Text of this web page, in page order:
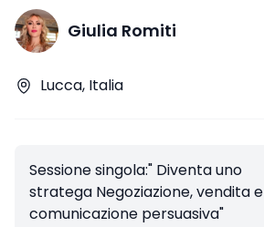
Giulia Romiti
Lucca, Italia
Sessione singola:" Diventa uno
stratega Negoziazione, vendita e
comunicazione persuasiva"